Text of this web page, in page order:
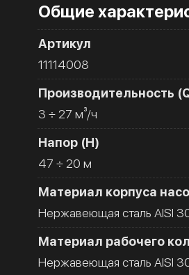
Общие
Артикул
11114008
Производительность
3 ÷ 27 м³/ч
Напор (H)
47 ÷ 20 м
Материал корпуса
Нержавеющая сталь AISI
Материал рабочего
Нержавеющая сталь AISI